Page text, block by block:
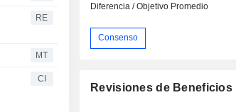
RE
MT
CI
Diferencia / Objetivo Promedio
Consenso
Revisiones de Beneficios